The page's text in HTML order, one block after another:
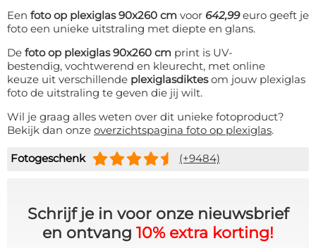
Een foto op plexiglas 90x260 cm voor 642,99euro geeft je
foto een unieke uitstraling met diepte en glans.
De foto op plexiglas 90x260 cm print is UV-
bestendig, vochtwerend en kleurecht, met online
keuze uit verschillende plexiglasdiktesom jouw plexiglas
foto de uitstraling te geven die jij wilt.
Wil je graag alles weten over dit unieke fotoproduct?
Bekijk dan onze overzichtspagina foto op plexiglas.
Fotogeschenk (+9484)
Schrijf je in voor onze nieuwsbrief
en ontvang 10% extra korting!